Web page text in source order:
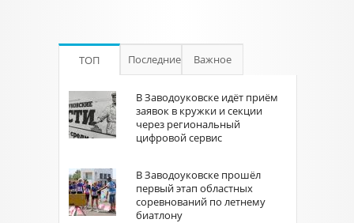
ТОП Последние Важное
В Заводоуковске идёт приём
заявок в кружки и секции
через региональный
цифровой сервис
В Заводоуковске прошёл
первый этап областных
соревнований по летнему
биатлону